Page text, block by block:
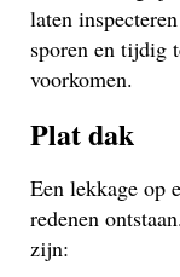
laten
sporen en tijdig
voorkomen.
Plat dak
Een lekkage op
redenen
zijn: